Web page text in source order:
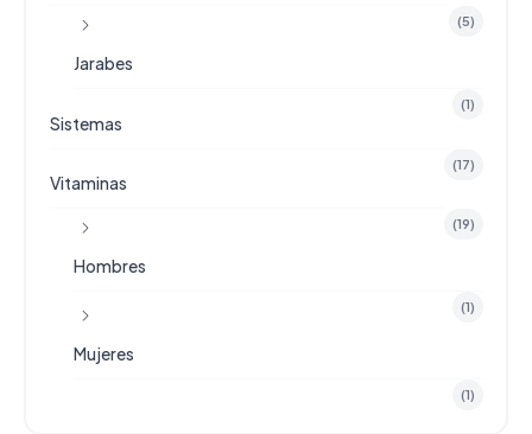
(5)
Jarabes
(1)
Sistemas
(17)
Vitaminas
(19)
Hombres
(1)
Mujeres
(1)